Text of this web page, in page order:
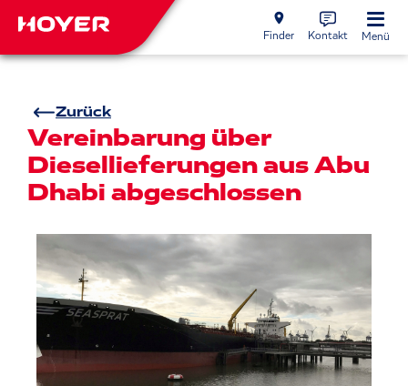
Finder Kontakt Menü
Zurück
Vereinbarung über
Diesellieferungen aus Abu
Dhabi abgeschlossen